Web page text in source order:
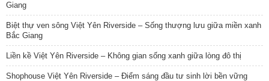
Giang
Biệt thự ven sông Việt Yên Riverside – Sống thượng lưu giữa miền xanh
Bắc Giang
Liền kề Việt Yên Riverside – Không gian sống xanh giữa lòng đô thị
Shophouse Việt Yên Riverside – Điểm sáng đầu tư sinh lời bền vững